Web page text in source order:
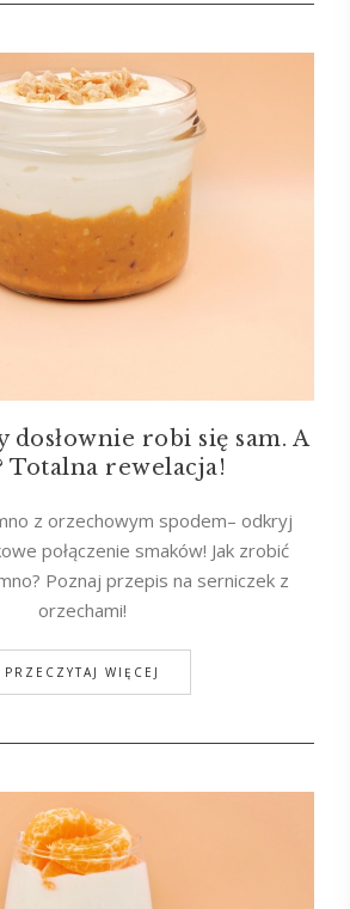
robi się sam. A
Totalna rewelacja!
z orzechowym spodem– odkryj
połączenie smaków! Jak zrobić
Poznaj przepis na serniczek z
orzechami!
PRZECZYTAJ WIĘCEJ